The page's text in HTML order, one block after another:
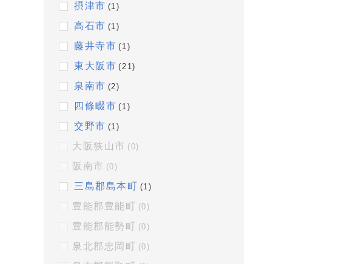
摂津市 (1)
高石市 (1)
藤井寺市 (1)
東大阪市 (21)
泉南市 (2)
四條畷市 (1)
交野市 (1)
大阪狭山市 (0)
阪南市 (0)
三島郡島本町 (1)
豊能郡豊能町 (0)
豊能郡能勢町 (0)
泉北郡忠岡町 (0)